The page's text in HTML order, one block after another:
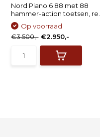
Nord Piano 6 88 met 88
hammer-action toetsen, re...
Op voorraad
€3.500,- €2.950,-